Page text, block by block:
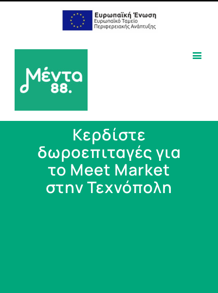
Κερδίστε
δωροεπιταγές για
το Meet Market
στην Τεχνόπολη